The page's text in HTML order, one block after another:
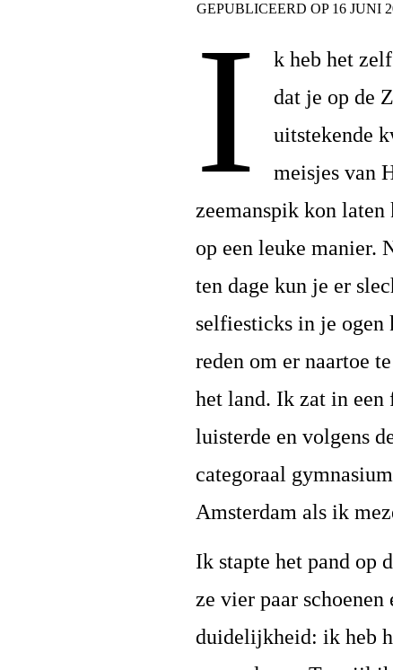
GEPUBLICEERD OP 16 JUNI
I
k heb het
dat je op de
uitstekende
meisjes van
zeemanspik kon
op een leuke manier.
ten dage kun je er
selfiesticks in je ogen
reden om er naartoe
het land. Ik zat in een
luisterde en volgens
categoraal
Amsterdam als ik
Ik stapte het pand op
ze vier paar
duidelijkheid: ik heb